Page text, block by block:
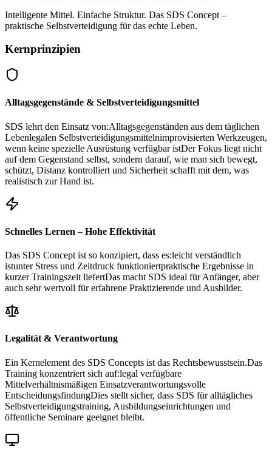
Intelligente Mittel. Einfache Struktur. Das SDS Concept –
praktische Selbstverteidigung für das echte Leben.
Kernprinzipien
Alltagsgegenstände & Selbstverteidigungsmittel
SDS lehrt den Einsatz von:Alltagsgegenständen aus dem täglichen
Lebenlegalen Selbstverteidigungsmittelnimprovisierten Werkzeugen,
wenn keine spezielle Ausrüstung verfügbar istDer Fokus liegt nicht
auf dem Gegenstand selbst, sondern darauf, wie man sich bewegt,
schützt, Distanz kontrolliert und Sicherheit schafft mit dem, was
realistisch zur Hand ist.
Schnelles Lernen – Hohe Effektivität
Das SDS Concept ist so konzipiert, dass es:leicht verständlich
istunter Stress und Zeitdruck funktioniertpraktische Ergebnisse in
kurzer Trainingszeit liefertDas macht SDS ideal für Anfänger, aber
auch sehr wertvoll für erfahrene Praktizierende und Ausbilder.
Legalität & Verantwortung
Ein Kernelement des SDS Concepts ist das Rechtsbewusstsein.Das
Training konzentriert sich auf:legal verfügbare
Mittelverhältnismäßigen Einsatzverantwortungsvolle
EntscheidungsfindungDies stellt sicher, dass SDS für alltägliches
Selbstverteidigungstraining, Ausbildungseinrichtungen und
öffentliche Seminare geeignet bleibt.